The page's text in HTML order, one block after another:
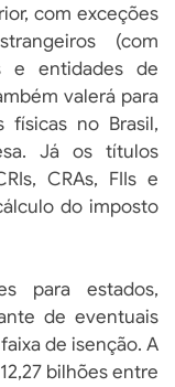
com exceções
(com
e entidades de
valerá para
físicas no Brasil,
Já os títulos
CRAs, FIIs e
do imposto
para estados,
de eventuais
de isenção. A
bilhões entre